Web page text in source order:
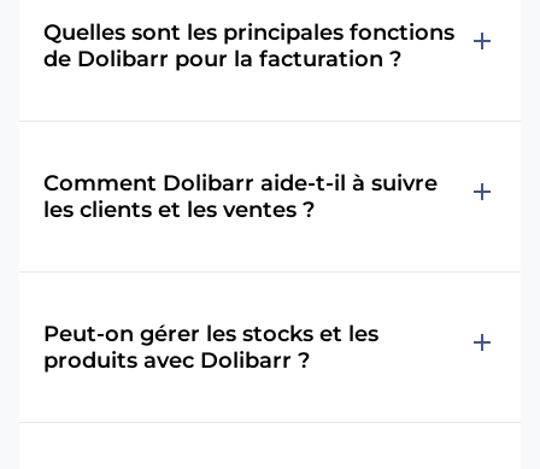
Quelles sont les principales fonctions
de Dolibarr pour la facturation ?
add
Comment Dolibarr aide-t-il à suivre
les clients et les ventes ?
add
Peut-on gérer les stocks et les
produits avec Dolibarr ?
add